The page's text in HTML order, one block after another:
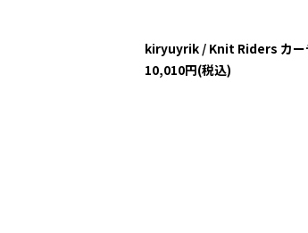
kiryuyrik / Knit Riders カー
10,010円(税込)